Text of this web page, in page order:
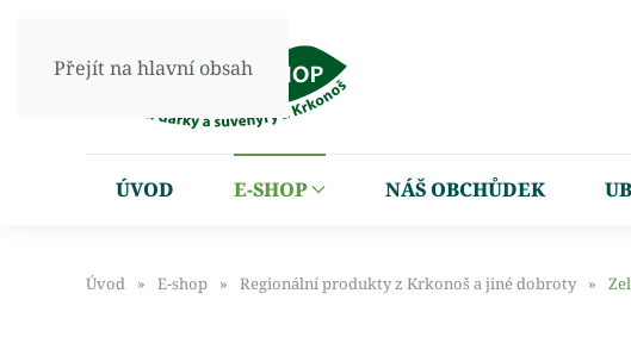
Přejít na hlavní obsah
ÚVOD E-SHOP NÁŠ OBCHŮDEK
Úvod E-shop Regionální produkty z Krkonoš a jiné dobroty